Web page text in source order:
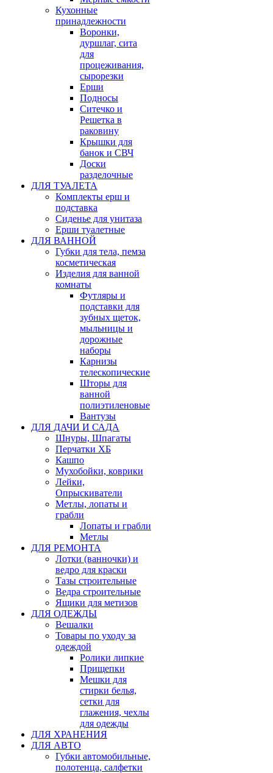
Кухонные
принадлежности
Воронки,
дуршлаг, сита
для
процеживания,
сырорезки
Ерши
Подносы
Ситечко и
Решетка в
раковину
Крышки для
банок и СВЧ
Доски
разделочные
ДЛЯ ТУАЛЕТА
Комплекты ерш и
подставка
Сиденье для унитаза
Ерши туалетные
ДЛЯ ВАННОЙ
Губки для тела, пемза
косметическая
Изделия для ванной
комнаты
Футляры и
подставки для
зубных щеток,
мыльницы и
дорожные
наборы
Карнизы
телескопические
Шторы для
ванной
полиэтиленовые
Вантузы
ДЛЯ ДАЧИ И САДА
Шнуры, Шпагаты
Перчатки ХБ
Кашпо
Мухобойки, коврики
Лейки,
Опрыскиватели
Метлы, лопаты и
грабли
Лопаты и грабли
Метлы
ДЛЯ РЕМОНТА
Лотки (ванночки) и
ведро для краски
Тазы строительные
Ведра строительные
Ящики для метизов
ДЛЯ ОДЕЖДЫ
Вешалки
Товары по уходу за
одеждой
Ролики липкие
Прищепки
Мешки для
стирки белья,
сетки для
глажения, чехлы
для одежды
ДЛЯ ХРАНЕНИЯ
ДЛЯ АВТО
Губки автомобильные,
полотенца, салфетки